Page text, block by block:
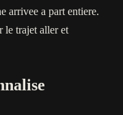
arrivee a part entiere.
le trajet aller et